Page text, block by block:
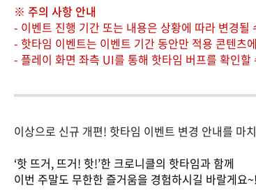
※ 주의 사항 안내
- 이벤트 진행 기간 또는 내용은 상황에 따라 변경될
- 핫타임 이벤트는 이벤트 기간 동안만 적용 콘텐츠
- 플레이 화면 좌측 UI를 통해 핫타임 버프를 확인
이상으로 신규 개편! 핫타임 이벤트 변경 안내를 마
‘핫 뜨거, 뜨거! 핫!’한 크로니클의 핫타임과 함께
이번 주말도 무한한 즐거움을 경험하시길 바랄게요~!